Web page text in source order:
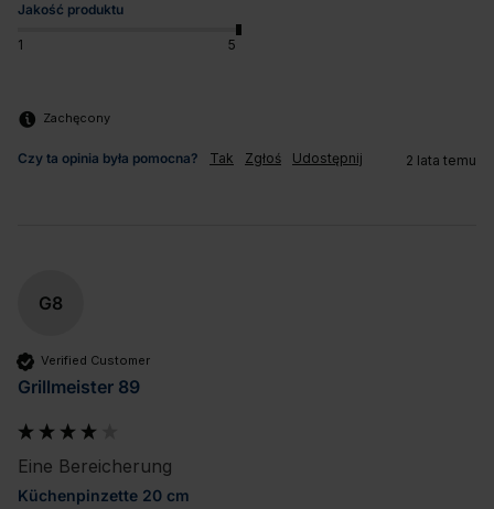
Jakość produktu
1 5
Zachęcony
Czy ta opinia była pomocna? Tak Zgłoś Udostępnij 2 lata temu
G8
Verified Customer
Grillmeister 89
Eine Bereicherung
Küchenpinzette 20 cm